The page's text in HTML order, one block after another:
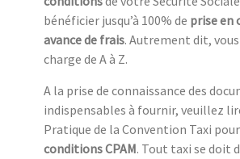
bénéficier jusqu’à 100% de prise en
avance de frais. Autrement dit,
charge de A à Z.
A la prise de connaissance des
indispensables à fournir, veuillez
Pratique de la Convention Taxi
conditions CPAM. Tout taxi se doit